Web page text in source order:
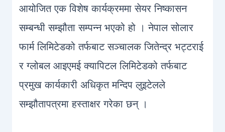
आयोजित एक विशेष कार्यक्रममा सेयर निष्कासन
सम्बन्धी सम्झौता सम्पन्न भएको हो । नेपाल सोलार
फार्म लिमिटेडको तर्फबाट सञ्चालक जितेन्द्र भट्टराई
र ग्लोबल आइएमई क्यापिटल लिमिटेडको तर्फबाट
प्रमुख कार्यकारी अधिकृत मन्दिप लुइटेलले
सम्झौतापत्रमा हस्ताक्षर गरेका छन् ।